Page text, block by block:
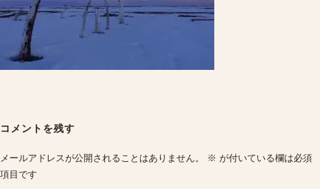
navigation
コメントを残す
メールアドレスが公開されることはありません。 ※ が付いている欄は必須
項目です